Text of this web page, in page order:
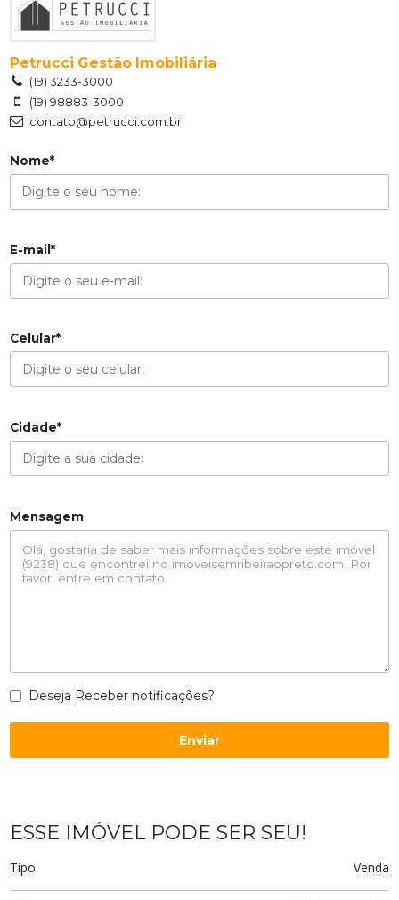
Petrucci Gestão Imobiliária
(19) 3233-3000
(19) 98883-3000
contato@petrucci.com.br
Nome*
E-mail*
Celular*
Cidade*
Mensagem
Deseja Receber notificações?
Enviar
ESSE IMÓVEL PODE SER SEU!
Tipo Venda